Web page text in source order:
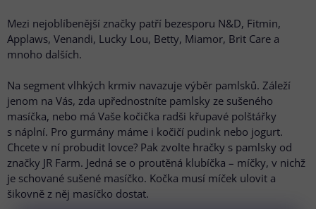
Mezi nejoblíbenější značky patří bezesporu N&D, Fitmin,
Applaws, Venandi, Lucky Lou, Betty, Miamor, Brit Care a
mnoho dalších.
Na segment vlhkých krmiv navazuje výběr pamlsků. Záleží
jenom na Vás, zda upřednostníte pamlsky ze sušeného
masíčka, nebo má Vaše kočička radši křupavé polštářky
s náplní. Pro gurmány máme i kočičí pudink nebo jogurt.
Chcete v ní probudit lovce? Pak zvolte hračky s pamlsky od
značky JR Farm. Jedná se o proutěná klubíčka – míčky, v nichž
je schované sušené masíčko. Kočka musí míček ulovit a
šikovně z něj masíčko dostat.